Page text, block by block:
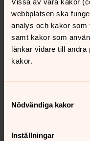
webbplatsen ska
analys och kakor som
samt kakor som
länkar vidare till
kakor.
Nödvändiga kakor
Inställningar